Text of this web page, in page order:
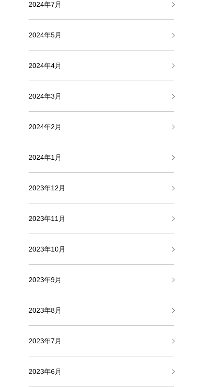
2024年7月
2024年5月
2024年4月
2024年3月
2024年2月
2024年1月
2023年12月
2023年11月
2023年10月
2023年9月
2023年8月
2023年7月
2023年6月